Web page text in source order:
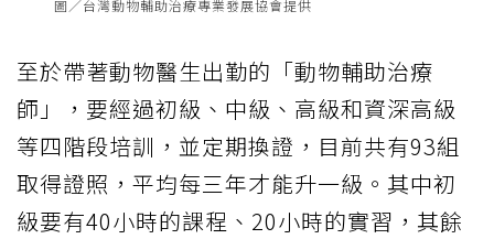
圖／台灣動物輔助治療專業發展協會提供
至於帶著動物醫生出勤的「動物輔助治療
師」，要經過初級、中級、高級和資深高級
等四階段培訓，並定期換證，目前共有93組
取得證照，平均每三年才能升一級。其中初
級要有40小時的課程、20小時的實習，其餘